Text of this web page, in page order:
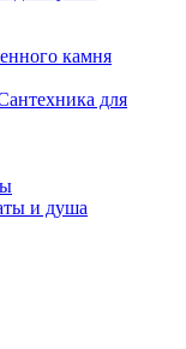
камня
для
и душа